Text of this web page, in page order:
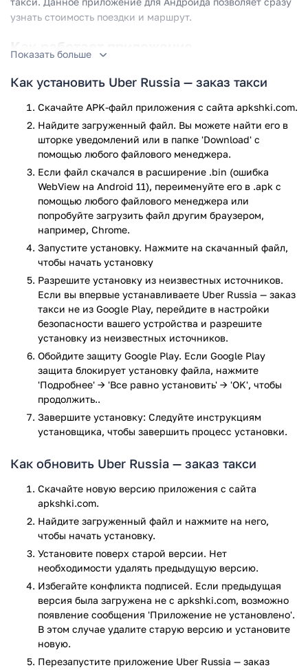
узнать стоимость поездки и маршрут.
представленных вариантов:
авто эконом класса – для недорогих поездок;
большой просторный салон машины – для поездок
большими компаниями или для переездов;
машина бизнес-класса;
авто флагманских моделей – для особого случая;
машину для поездок с детьми, оборудованную
удерживающими сиденьями.
Удобно, что расплачиваться за поездку можно как
наличными средствами, так и через приложение. Для
этого привязывается номер банковской карты. Если по
пути необходимо сделать остановки, то при заказе следует
указать несколько адресов. После этого водитель построит
маршрут, и укажет стоимость поездки.
Приложение имеет еще одну полезную функцию, оно еще
сутки хранит историю поездки и номер телефона
водителя. Если вдруг в автомобиле была забыта вещь,
можно позвонить прямо из приложения.
Адреса маршрутов можно сохранить в избранном, и при
заказе автомобиля нажать на нужную кнопку. К тому же,
приложение подсказывает, откуда лучше всего заказать
движение откуда намного выгоднее по стоимости и
Преимущества
Скачав данное приложение, пользователь получит массу
преимуществ:
Безопасность передвижения – каждая поездка на
машинах от Uber Russia максимально безопасна.
Разрабатываются новые технологии защиты
пассажиров, водителями соблюдаются правила
дорожного движения, комфорт в авто, а также
необходимые средства защиты в экстренных
случаях.
Показать больше
Как установить Uber Russia — заказ такси
Скачайте APK-файл приложения с сайта apkshki.com.
Найдите загруженный файл. Вы можете найти его в
шторке уведомлений или в папке 'Download' с
помощью любого файлового менеджера.
Если файл скачался в расширение .bin (ошибка
WebView на Android 11), переименуйте его в .apk с
помощью любого файлового менеджера или
попробуйте загрузить файл другим браузером,
например, Chrome.
Запустите установку. Нажмите на скачанный файл,
чтобы начать установку
Разрешите установку из неизвестных источников.
Если вы впервые устанавливаете Uber Russia — заказ
такси не из Google Play, перейдите в настройки
безопасности вашего устройства и разрешите
установку из неизвестных источников.
Обойдите защиту Google Play. Если Google Play
защита блокирует установку файла, нажмите
'Подробнее' → 'Все равно установить' → 'OK', чтобы
продолжить..
Завершите установку: Следуйте инструкциям
установщика, чтобы завершить процесс установки.
Как обновить Uber Russia — заказ такси
Скачайте новую версию приложения с сайта
apkshki.com.
Найдите загруженный файл и нажмите на него,
чтобы начать установку.
Установите поверх старой версии. Нет
необходимости удалять предыдущую версию.
Избегайте конфликта подписей. Если предыдущая
версия была загружена не с apkshki.com, возможно
появление сообщения 'Приложение не установлено'.
В этом случае удалите старую версию и установите
новую.
Перезапустите приложениe Uber Russia — заказ